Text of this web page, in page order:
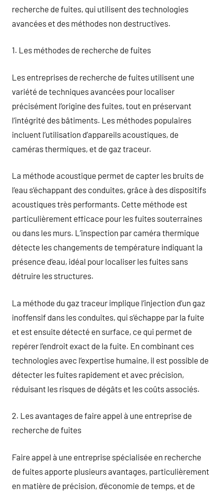
recherche de fuites, qui utilisent des technologies
avancées et des méthodes non destructives.
1. Les méthodes de recherche de fuites
Les entreprises de recherche de fuites utilisent une
variété de techniques avancées pour localiser
précisément l’origine des fuites, tout en préservant
l’intégrité des bâtiments. Les méthodes populaires
incluent l’utilisation d’appareils acoustiques, de
caméras thermiques, et de gaz traceur.
La méthode acoustique permet de capter les bruits de
l’eau s’échappant des conduites, grâce à des dispositifs
acoustiques très performants. Cette méthode est
particulièrement efficace pour les fuites souterraines
ou dans les murs. L’inspection par caméra thermique
détecte les changements de température indiquant la
présence d’eau, idéal pour localiser les fuites sans
détruire les structures.
La méthode du gaz traceur implique l’injection d’un gaz
inoffensif dans les conduites, qui s’échappe par la fuite
et est ensuite détecté en surface, ce qui permet de
repérer l’endroit exact de la fuite. En combinant ces
technologies avec l’expertise humaine, il est possible de
détecter les fuites rapidement et avec précision,
réduisant les risques de dégâts et les coûts associés.
2. Les avantages de faire appel à une entreprise de
recherche de fuites
Faire appel à une entreprise spécialisée en recherche
de fuites apporte plusieurs avantages, particulièrement
en matière de précision, d’économie de temps, et de